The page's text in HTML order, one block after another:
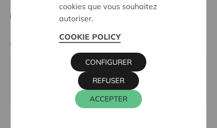
Décision: Approuvé
Cera contact
ALAIN BAECK
016 27 96 03
alain.baeck@cera.coop
cookies que vous souhaitez
autoriser.
COOKIE POLICY
ACCEPTER
REFUSER
CONFIGURER